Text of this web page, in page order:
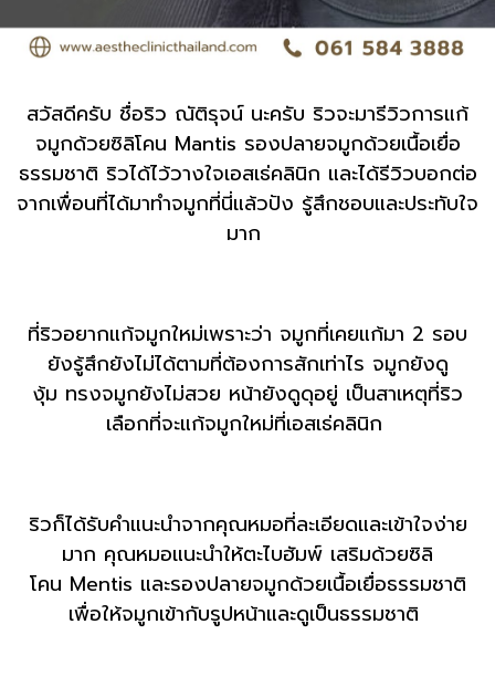
สวัสดีครับ ชื่อริว ณัติรุจน์ นะครับ ริวจะมารีวิวการแก้
จมูกด้วยซิลิโคน Mantis รองปลายจมูกด้วยเนื้อเยื่อ
ธรรมชาติ ริวได้ไว้วางใจเอสเธ่คลินิก และได้รีวิวบอกต่อ
จากเพื่อนที่ได้มาทำจมูกที่นี่แล้วปัง รู้สึกชอบและประทับใจ
มาก
ที่ริวอยากแก้จมูกใหม่เพราะว่า จมูกที่เคยแก้มา 2 รอบ
ยังรู้สึกยังไม่ได้ตามที่ต้องการสักเท่าไร จมูกยังดู
งุ้ม ทรงจมูกยังไม่สวย หน้ายังดูดุอยู่ เป็นสาเหตุที่ริว
เลือกที่จะแก้จมูกใหม่ที่เอสเธ่คลินิก
ริวก็ได้รับคำแนะนำจากคุณหมอที่ละเอียดและเข้าใจง่าย
มาก คุณหมอแนะนำให้ตะไบฮัมพ์ เสริมด้วยซิลิ
โคน Mentis และรองปลายจมูกด้วยเนื้อเยื่อธรรมชาติ
เพื่อให้จมูกเข้ากับรูปหน้าและดูเป็นธรรมชาติ